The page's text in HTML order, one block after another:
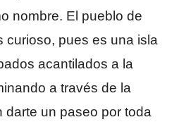
nombre. El pueblo de
curioso, pues es una isla
acantilados a la
a través de la
darte un paseo por toda